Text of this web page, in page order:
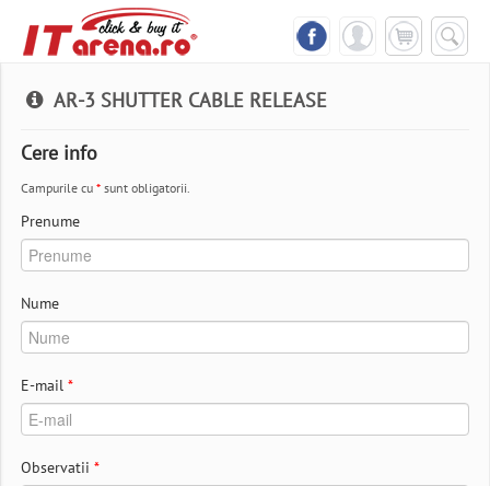
AR-3 SHUTTER CABLE RELEASE
Cere info
Campurile cu * sunt obligatorii.
Prenume
Nume
E-mail *
Observatii *